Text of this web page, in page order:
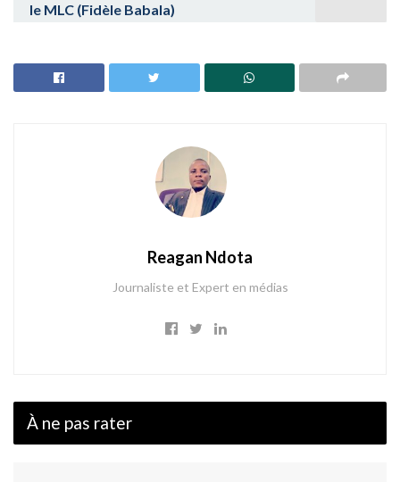
le MLC (Fidèle Babala)
Reagan Ndota
Journaliste et Expert en médias
À ne pas rater